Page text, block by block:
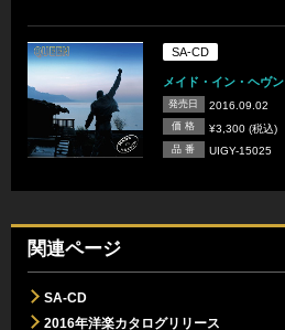
SA-CD
メイド・イン・ヘヴン
発売日 2016.09.02
価 格 ¥3,300 (税込)
品 番 UIGY-15025
関連ページ
SA-CD
2016年洋楽カタログリリース